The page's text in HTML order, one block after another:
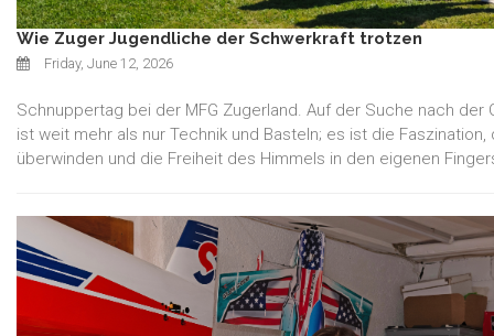
Wie Zuger Jugendliche der Schwerkraft trotzen
Friday, June 12, 2026
Schnuppertag bei der MFG Zugerland. Auf der Suche nach der
ist weit mehr als nur Technik und Basteln; es ist die
überwinden und die Freiheit des Himmels in den eigenen